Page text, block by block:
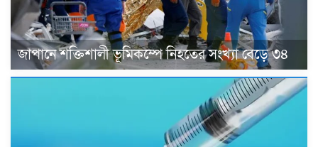
জাপানে শক্তিশালী ভূমিকম্পে নিহতের সংখ্যা বেড়ে ৩৪